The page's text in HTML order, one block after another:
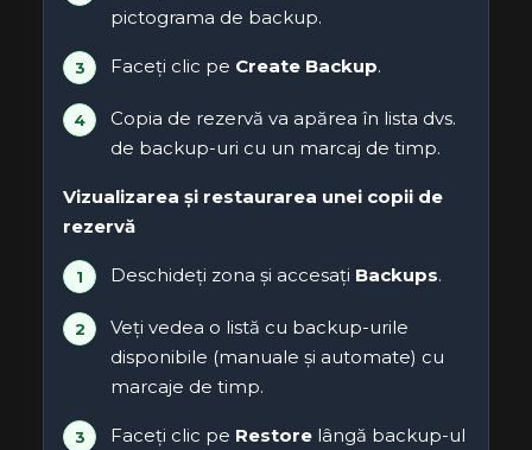
pictograma de backup.
Faceți clic pe Create Backup.
Copia de rezervă va apărea în lista dvs.
de backup-uri cu un marcaj de timp.
Vizualizarea și restaurarea unei copii de
rezervă
Deschideți zona și accesați Backups.
Veți vedea o listă cu backup-urile
disponibile (manuale și automate) cu
marcaje de timp.
Faceți clic pe Restore lângă backup-ul